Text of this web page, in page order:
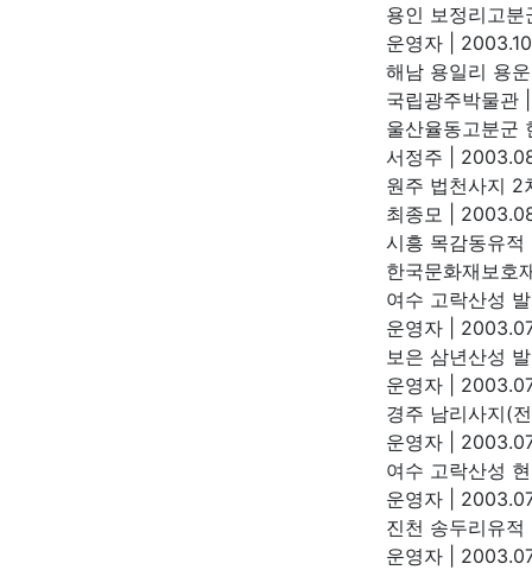
용인 보정리고분
운영자
해남 용일리 용
국립광주박물관
울산율동고분군
서정주
원주 법천사지 2
최종모
시흥 목감동유적
한국문화재보호
여수 고락산성
운영자
보은 삼년산성
운영자
경주 남리사지(
운영자
여수 고락산성
운영자
진천 송두리유적
운영자